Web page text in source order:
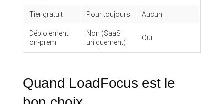
Tier gratuit Pour toujours Aucun
Déploiement
on-prem
Non (SaaS
uniquement)
Oui
Quand LoadFocus est le